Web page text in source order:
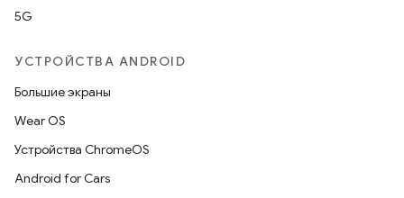
5G
УСТРОЙСТВА ANDROID
Большие экраны
Wear OS
Устройства ChromeOS
Android for Cars